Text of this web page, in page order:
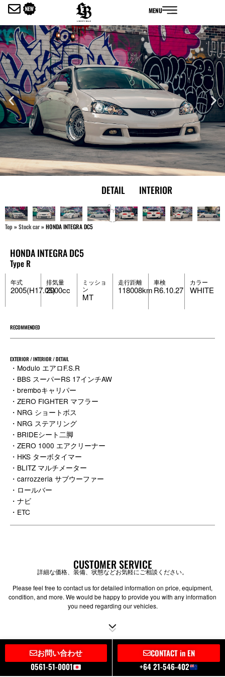
を
ス
キ
ッ
プ
MENU
DETAIL INTERIOR
Top »Stock car»HONDA INTEGRA DC5
HONDA INTEGRA DC5
Type R
年式
2005(H17.05)
排気量
2000cc
ミッショ
ン
MT
走行距離
118008km
車検
R6.10.27
カラー
WHITE
RECOMMENDED
EXTERIOR / INTERIOR / DETAIL
・Modulo エアロF.S.R
・BBS スーパーRS 17インチAW
・bremboキャリパー
・ZERO FIGHTER マフラー
・NRG ショートボス
・NRG ステアリング
・BRIDEシート二脚
・ZERO 1000 エアクリーナー
・HKS ターボタイマー
・BLITZ マルチメーター
・carrozzeria サブウーファー
・ロールバー
・ナビ
・ETC
CUSTOMER SERVICE
詳細な価格、装備、状態などお気軽にご相談ください。
Please feel free to contact us for detailed information on price, equipment,
condition, and more. We would be happy to provide you with any information
you need regarding our vehicles.
お問い合わせ
0561-51-0001
CONTACT in EN
+64 21-546-402